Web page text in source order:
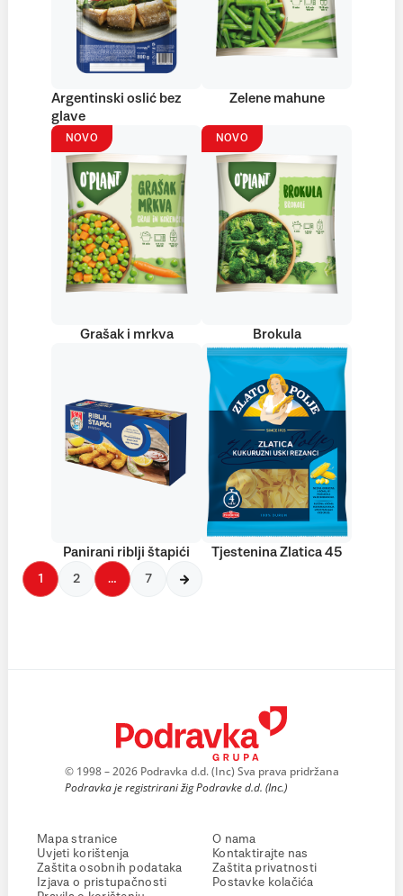
Argentinski oslić bez
glave
Zelene mahune
NOVO
Grašak i mrkva
NOVO
Brokula
Panirani riblji štapići Tjestenina Zlatica 45
1 2 … 7
© 1998 – 2026 Podravka d.d. (Inc) Sva prava pridržana
Podravka je registrirani žig Podravke d.d. (Inc.)
Mapa stranice
Uvjeti korištenja
Zaštita osobnih podataka
Izjava o pristupačnosti
O nama
Kontaktirajte nas
Zaštita privatnosti
Postavke kolačića